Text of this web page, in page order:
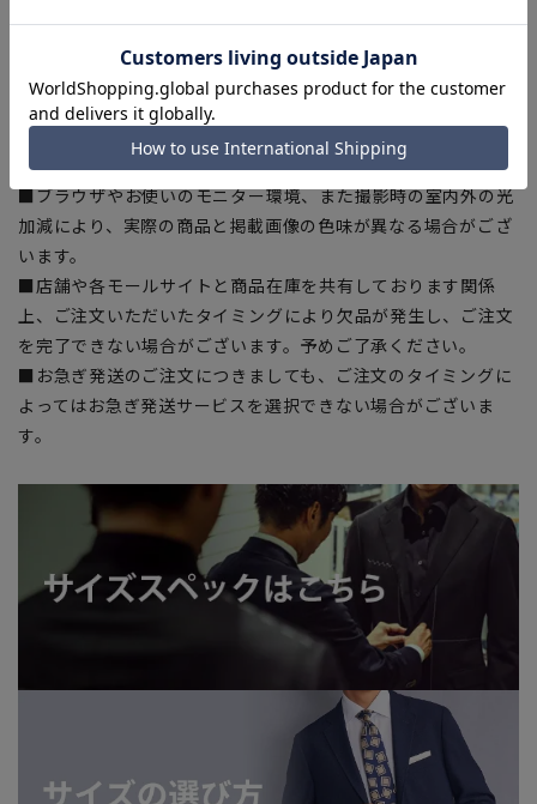
■生地や仕様・デザインにより、着用感や実際のサイズ表に若
干の誤差が生じる場合がございます。予めご了承ください。
■サイズスペックは仕上がりサイズを記載しております。一
部、商品現物におすすめサイズ(ヌードサイズ)を記載している
商品もございます。
■ブラウザやお使いのモニター環境、また撮影時の室内外の光
加減により、実際の商品と掲載画像の色味が異なる場合がござ
います。
■店舗や各モールサイトと商品在庫を共有しております関係
上、ご注文いただいたタイミングにより欠品が発生し、ご注文
を完了できない場合がございます。予めご了承ください。
■お急ぎ発送のご注文につきましても、ご注文のタイミングに
よってはお急ぎ発送サービスを選択できない場合がございま
す。